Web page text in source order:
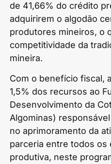
de 41,66% do crédito
adquirirem o algodão
produtores mineiros, o
competitividade da
mineira.
Com o benefício fiscal,
1,5% dos recursos ao
Desenvolvimento da
Algominas)
no aprimoramento da
parceria entre todos os
produtiva, neste